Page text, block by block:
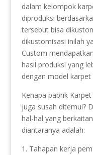
dalam kelompok
diproduksi
tersebut bisa
dikustomisasi inilah
Custom
hasil produksi yang
dengan model
Kenapa pabrik
juga susah ditemui?
hal-hal yang
diantaranya adalah:
1. Tahapan kerja